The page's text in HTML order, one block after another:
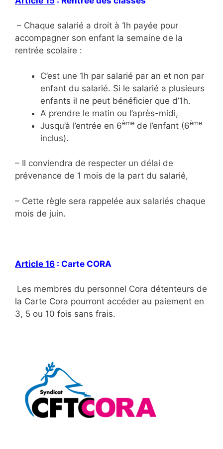
– Chaque salarié a droit à 1h payée pour
accompagner son enfant la semaine de la
rentrée scolaire :
C’est une 1h par salarié par an et non par
enfant du salarié. Si le salarié a plusieurs
enfants il ne peut bénéficier que d’1h.
A prendre le matin ou l’après-midi,
Jusqu’à l’entrée en 6ème de l’enfant (6ème
inclus).
– Il conviendra de respecter un délai de
prévenance de 1 mois de la part du salarié,
– Cette règle sera rappelée aux salariés chaque
mois de juin.
Article 16 : Carte CORA
Les membres du personnel Cora détenteurs de
la Carte Cora pourront accéder au paiement en
3, 5 ou 10 fois sans frais.